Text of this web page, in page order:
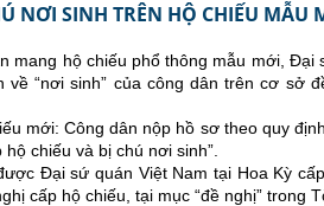
NƠI SINH TRÊN HỘ CHIẾU MẪU
mang hộ chiếu phổ thông mẫu mới, Đại
“nơi sinh” của công dân trên cơ sở
mới: Công dân nộp hồ sơ theo quy
chiếu và bị chú nơi sinh”.
Đại sứ quán Việt Nam tại Hoa Kỳ
cấp hộ chiếu, tại mục “đề nghị” trong